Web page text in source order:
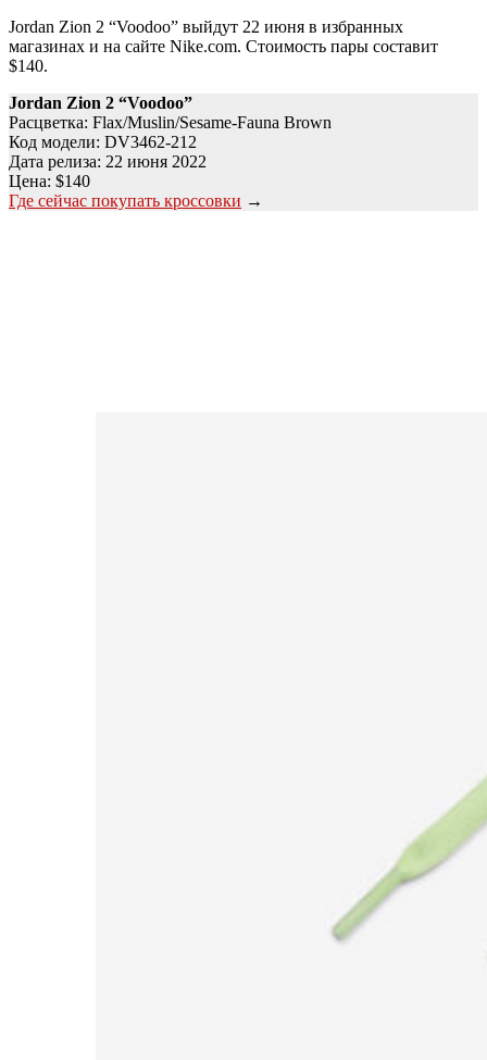
Jordan Zion 2 “Voodoo” выйдут 22 июня в избранных
магазинах и на сайте Nike.com. Стоимость пары составит
$140.
Jordan Zion 2 “Voodoo”
Расцветка: Flax/Muslin/Sesame-Fauna Brown
Код модели: DV3462-212
Дата релиза: 22 июня 2022
Цена: $140
Где сейчас покупать кроссовки →